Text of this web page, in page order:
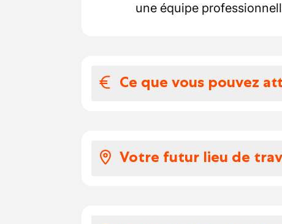
une équipe
Ce que vous pouvez
Selon votre
Votre futur lieu de